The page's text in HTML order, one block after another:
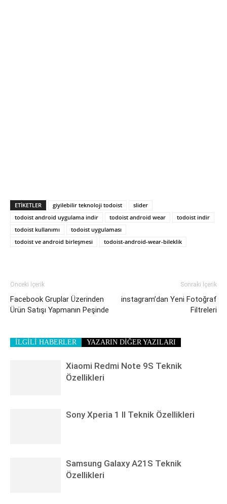
ETIKETLER giyilebilir teknoloji todoist
slider
todoist android uygulama indir
todoist android wear
todoist indir
todoist kullanımı
todoist uygulaması
todoist ve android birleşmesi
todoist-android-wear-bileklik
Önceki İçerik
Facebook Gruplar Üzerinden
Ürün Satışı Yapmanın Peşinde
Sonraki İçerik
instagram’dan Yeni Fotoğraf
Filtreleri
İLGİLİ HABERLER YAZARIN DİĞER YAZILARI
Xiaomi Redmi Note 9S Teknik
Özellikleri
Sony Xperia 1 II Teknik Özellikleri
Samsung Galaxy A21S Teknik
Özellikleri